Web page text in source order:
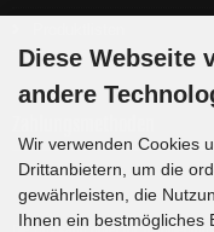
Die Box kann unter tpl_modified/
Diese Webseite
andere
Wir verwenden Cookies
Drittanbietern, um die
gewährleisten, die
Ihnen ein bestmögliches